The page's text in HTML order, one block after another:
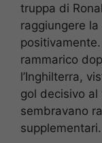
truppa di
raggiungere
rammarico
l’Inghilterra,
gol decisivo al
sembravano
supplementari.